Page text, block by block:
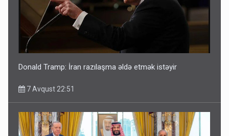
Donald Tramp: İran razılaşma əldə etmək istəyir
7 Avqust 22:51